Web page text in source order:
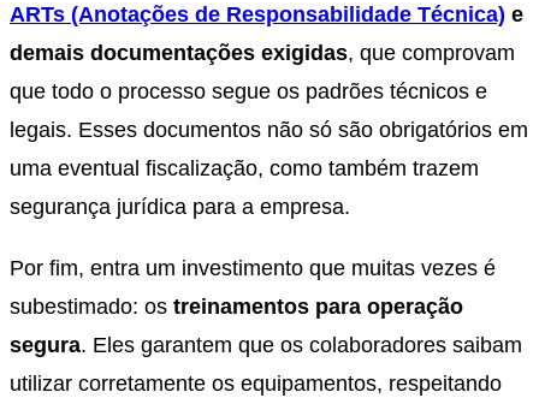
ARTs (Anotações de Responsabilidade Técnica) e
demais documentações exigidas, que comprovam
que todo o processo segue os padrões técnicos e
legais. Esses documentos não só são obrigatórios em
uma eventual fiscalização, como também trazem
segurança jurídica para a empresa.
Por fim, entra um investimento que muitas vezes é
subestimado: os treinamentos para operação
segura. Eles garantem que os colaboradores saibam
utilizar corretamente os equipamentos, respeitando